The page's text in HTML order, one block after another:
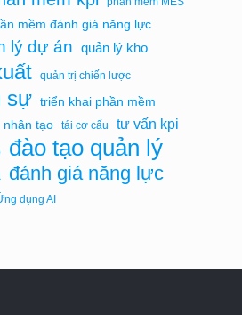
mềm đánh giá năng lực
lý dự án quản lý kho
quản trị chiến lược
sự triển khai phần mềm
nhân tạo tái cơ cấu tư vấn kpi
đào tạo quản lý
đánh giá năng lực
dụng AI